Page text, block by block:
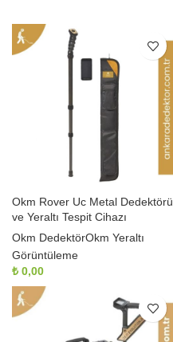
Okm Rover Uc Metal Dedektörü
ve Yeraltı Tespit Cihazı
Okm DedektörOkm Yeraltı
Görüntüleme
₺ 0,00